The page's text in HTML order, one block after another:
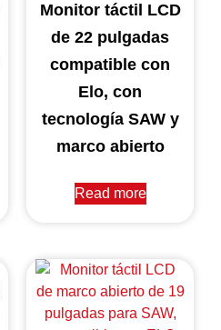
Monitor táctil LCD
de 22 pulgadas
compatible con
Elo, con
tecnología SAW y
marco abierto
Read more